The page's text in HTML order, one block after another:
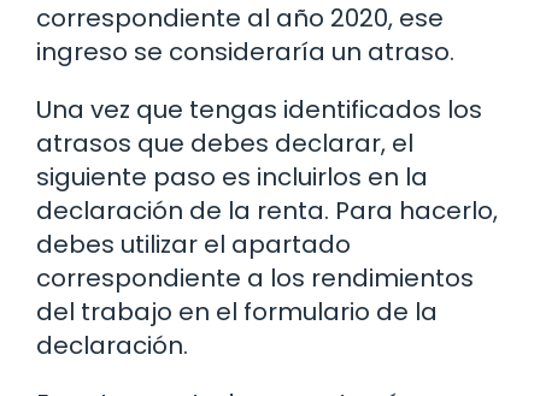
correspondiente al año 2020, ese
ingreso se consideraría un atraso.
Una vez que tengas identificados los
atrasos que debes declarar, el
siguiente paso es incluirlos en la
declaración de la renta. Para hacerlo,
debes utilizar el apartado
correspondiente a los rendimientos
del trabajo en el formulario de la
declaración.